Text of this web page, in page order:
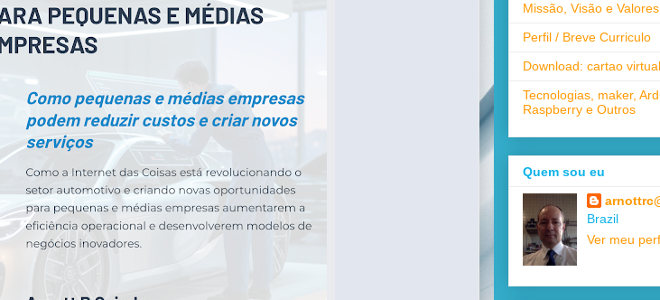
Missão, Visão e Valores
Perfil / Breve Curriculo
Download: cartao virtual
Tecnologias, maker,
Raspberry e Outros
Quem sou eu
Brazil
Ver meu